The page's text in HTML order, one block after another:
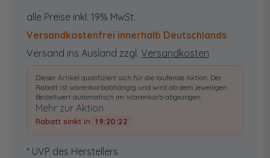
alle Preise inkl. 19% MwSt.
Versandkostenfrei innerhalb Deutschlands
Versand ins Ausland zzgl. Versandkosten
Dieser Artikel qualifiziert sich für die laufende Aktion. Der
Rabatt ist warenkorbabhängig und wird ab dem jeweiligen
Bestellwert automatisch im Warenkorb abgezogen.
Mehr zur Aktion
Rabatt sinkt in 19:20:22
* UVP des Herstellers